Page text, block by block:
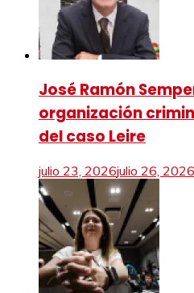
José Ramón
organización
del caso Leire
julio 23, 2026julio 26, 2026